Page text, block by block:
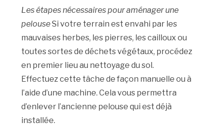
Les étapes nécessaires pour aménager une
pelouseSi votre terrain est envahi par les
mauvaises herbes, les pierres, les cailloux ou
toutes sortes de déchets végétaux, procédez
en premier lieu au nettoyage du sol.
Effectuez cette tâche de façon manuelle ou à
l’aide d’une machine. Cela vous permettra
d’enlever l’ancienne pelouse qui est déjà
installée.